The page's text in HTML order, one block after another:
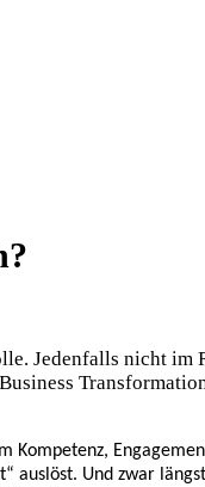
Jedenfalls nicht
auslöst. Und zwar